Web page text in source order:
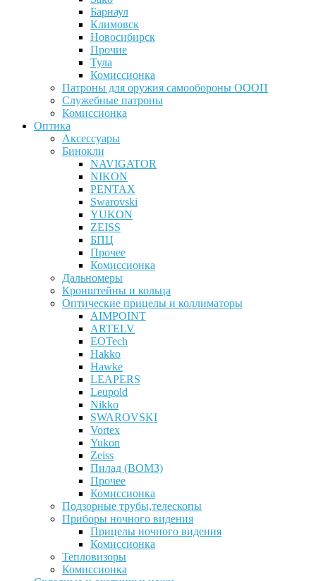
Барнаул
Климовск
Новосибирск
Прочие
Тула
Комиссионка
Патроны для оружия самообороны ОООП
Служебные патроны
Комиссионка
Оптика
Аксессуары
Бинокли
NAVIGATOR
NIKON
PENTAX
Swarovski
YUKON
ZEISS
БПЦ
Прочее
Комиссионка
Дальномеры
Кронштейны и кольца
Оптические прицелы и коллиматоры
AIMPOINT
ARTELV
EOTech
Hakko
Hawke
LEAPERS
Leupold
Nikko
SWAROVSKI
Vortex
Yukon
Zeiss
Пилад (ВОМЗ)
Прочее
Комиссионка
Подзорные трубы,телескопы
Приборы ночного видения
Прицелы ночного видения
Комиссионка
Тепловизоры
Комиссионка